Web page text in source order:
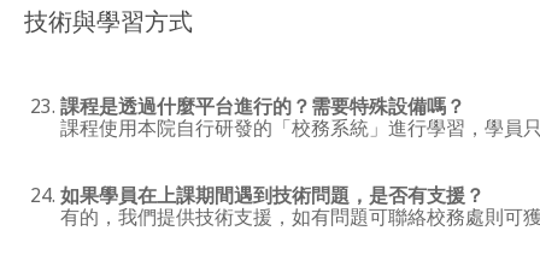
技術與學習方式
課程是透過什麼平台進行的？需要特殊設備嗎？
課程使用本院自行研發的「校務系統」進行學習，學員
如果學員在上課期間遇到技術問題，是否有支援？
有的，我們提供技術支援，如有問題可聯絡校務處則可